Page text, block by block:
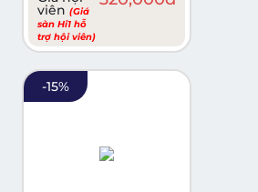
viên(Giá
sàn Hi1 hỗ
trợ hội viên)
-15%